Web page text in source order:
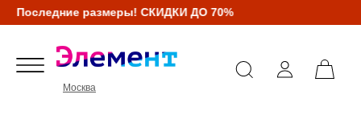
размеры! СКИДКИ ДО 70%
Москва